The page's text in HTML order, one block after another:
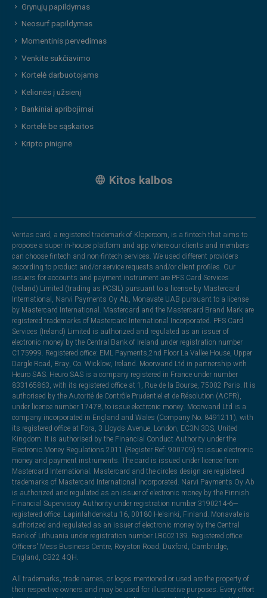
Grynųjų papildymas
Neosurf papildymas
Momentinis pervedimas
Venkite sukčiavimo
Kortelė darbuotojams
Kelionės į užsienį
Bankiniai apribojimai
Kortelė be sąskaitos
Kripto piniginė
Kitos kalbos
Veritas card, a registered trademark of Klopercom, is a fintech that aims to
propose a super in-house platform and app where our clients and members
can choose fintech and non-fintech services. We used different providers
according to product and/or service requests and/or client profiles. Our
issuers for accounts and payment instrument are PFS Card Services
(Ireland) Limited (trading as PCSIL) pursuant to a license by Mastercard
International, Narvi Payments Oy Ab, Monavate UAB pursuant to a license
by Mastercard International. Mastercard and the Mastercard Brand Mark are
registered trademarks of Mastercard International Incorporated. PFS Card
Services (Ireland) Limited is authorized and regulated as an issuer of
electronic money by the Central Bank of Ireland under registration number
C175999. Registered office: EML Payments,2nd Floor La Vallee House, Upper
Dargle Road, Bray, Co. Wicklow, Ireland. Moorwand Ltd in partnership with
Heuro SAS. Heuro SAS is a company registered in France under number
833165863, with its registered office at 1, Rue de la Bourse, 75002 Paris. It is
authorised by the Autorité de Contrôle Prudentiel et de Résolution (ACPR),
under licence number 17478, to issue electronic money. Moorwand Ltd is a
company incorporated in England and Wales (Company No. 8491211), with
its registered office at Fora, 3 Lloyds Avenue, London, EC3N 3DS, United
Kingdom. It is authorised by the Financial Conduct Authority under the
Electronic Money Regulations 2011 (Register Ref: 900709) to issue electronic
money and payment instruments. The card is issued under licence from
Mastercard International. Mastercard and the circles design are registered
trademarks of Mastercard International Incorporated. Narvi Payments Oy Ab
is authorized and regulated as an issuer of electronic money by the Finnish
Financial Supervisory Authority under registration number 3190214-6—
registered office: Lapinlahdenkatu 16, 00180 Helsinki, Finland. Monavate is
authorized and regulated as an issuer of electronic money by the Central
Bank of Lithuania under registration number LB002139. Registered office:
Officers' Mess Business Centre, Royston Road, Duxford, Cambridge,
England, CB22 4QH.
All trademarks, trade names, or logos mentioned or used are the property of
their respective owners and may be used for illustrative purposes. Every effort